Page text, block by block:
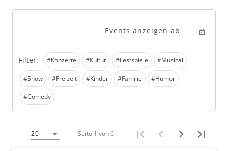
Filter: #Konzerte #Kultur #Festspiele #Musical
#Show #Freizeit #Kinder #Familie #Humor
#Comedy
Events anzeigen ab
20 Seite 1 von 6